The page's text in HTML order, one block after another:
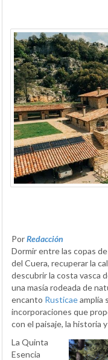
PorRedacción
Dormir entre las copas
del Cuera, recuperar la
descubrir la costa vasca
una masía rodeada de
encanto Rusticaeamplía
incorporaciones que
con el paisaje, la historia
La Quinta
Esencia